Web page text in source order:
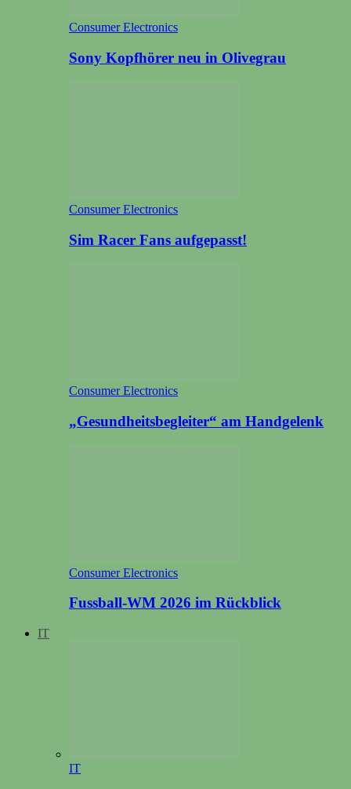
Consumer Electronics
Sony Kopfhörer neu in Olivegrau
Consumer Electronics
Sim Racer Fans aufgepasst!
Consumer Electronics
„Gesundheitsbegleiter“ am Handgelenk
Consumer Electronics
Fussball-WM 2026 im Rückblick
IT
IT